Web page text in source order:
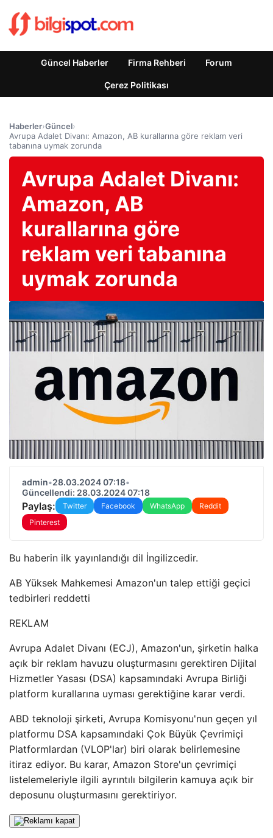
Güncel Haberler Firma Rehberi Forum
Çerez Politikası
Haberler›Güncel›
Avrupa Adalet Divanı: Amazon, AB kurallarına göre reklam veri
tabanına uymak zorunda
Avrupa Adalet Divanı:
Amazon, AB
kurallarına göre
reklam veri tabanına
uymak zorunda
admin•28.03.2024 07:18•
Güncellendi: 28.03.2024 07:18
Paylaş: Twitter Facebook WhatsApp
Reddit
Pinterest
Bu haberin ilk yayınlandığı dil İngilizcedir.
AB Yüksek Mahkemesi Amazon'un talep ettiği geçici
tedbirleri reddetti
REKLAM
Avrupa Adalet Divanı (ECJ), Amazon'un, şirketin halka
açık bir reklam havuzu oluşturmasını gerektiren Dijital
Hizmetler Yasası (DSA) kapsamındaki Avrupa Birliği
platform kurallarına uyması gerektiğine karar verdi.
ABD teknoloji şirketi, Avrupa Komisyonu'nun geçen yıl
platformu DSA kapsamındaki Çok Büyük Çevrimiçi
Platformlardan (VLOP'lar) biri olarak belirlemesine
itiraz ediyor. Bu karar, Amazon Store'un çevrimiçi
listelemeleriyle ilgili ayrıntılı bilgilerin kamuya açık bir
deposunu oluşturmasını gerektiriyor.